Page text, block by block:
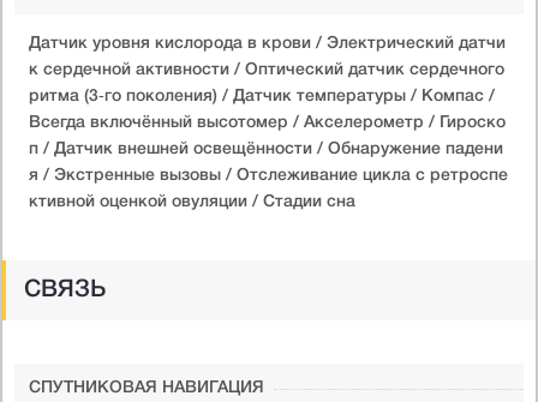
Датчик уровня кислорода в крови / Электрический датчи
к сердечной активности / Оптический датчик сердечного
ритма (3‑го поколения) / Датчик температуры / Компас /
Всегда включённый высотомер / Акселерометр / Гироско
п / Датчик внешней освещённости / Обнаружение падени
я / Экстренные вызовы / Отслеживание цикла с ретроспе
ктивной оценкой овуляции / Стадии сна
СВЯЗЬ
СПУТНИКОВАЯ НАВИГАЦИЯ